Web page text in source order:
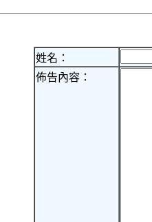
姓名：
佈告內容：